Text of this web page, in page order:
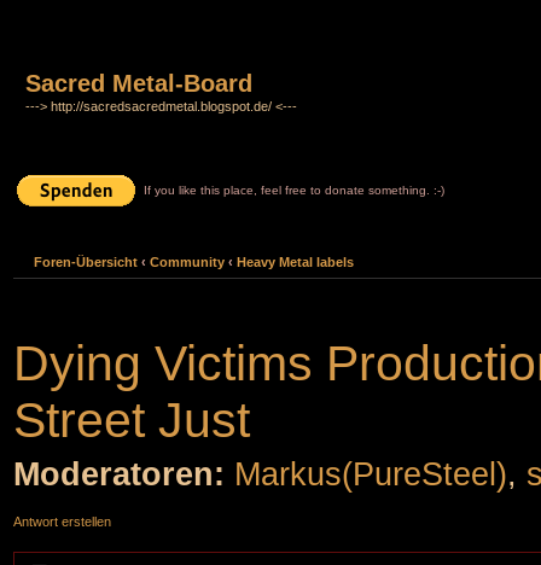
Sacred Metal-Board
---> http://sacredsacredmetal.blogspot.de/ <---
If you like this place, feel free to donate something. :-)
Foren-Übersicht ‹ Community ‹ Heavy Metal labels
Dying Victims
Street Just
Moderatoren: Markus(PureSteel),
Antwort erstellen